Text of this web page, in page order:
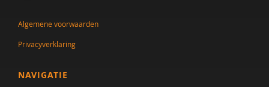
Caroline de Theije
Jytte de With
Jorieke Duvekot
Algemene voorwaarden
Privacyverklaring
NAVIGATIE